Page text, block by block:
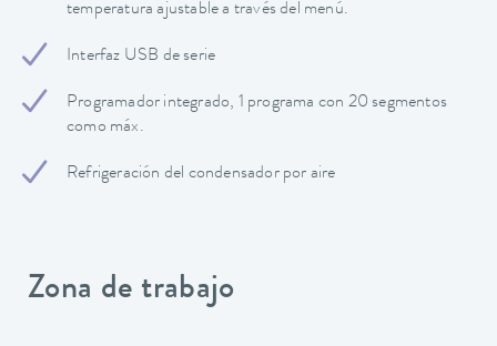
temperatura ajustable a través del menú.
Interfaz USB de serie
Programador integrado, 1 programa con 20 segmentos
como máx.
Refrigeración del condensador por aire
Zona de trabajo